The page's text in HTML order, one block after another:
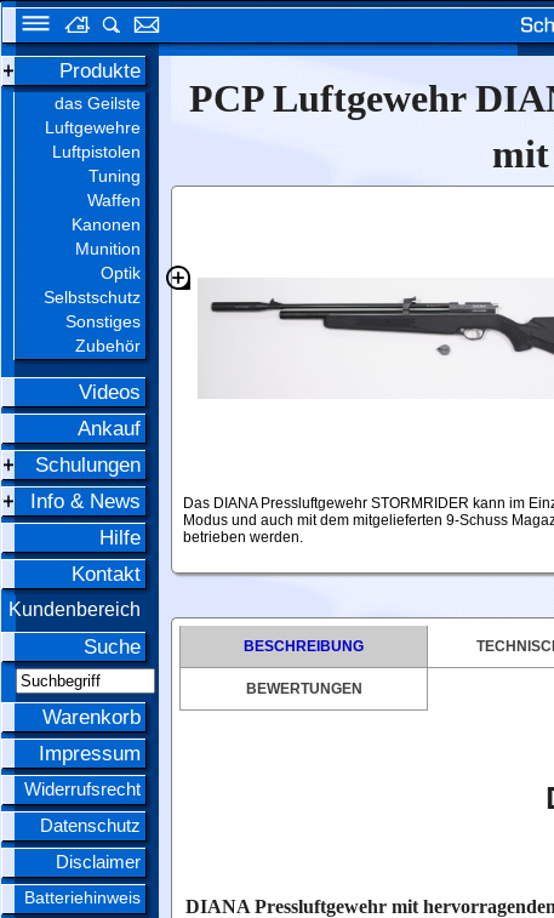
Produkte
das Geilste
Luftgewehre
Luftpistolen
Tuning
Waffen
Kanonen
Munition
Optik
Selbstschutz
Sonstiges
Zubehör
Videos
Ankauf
Schulungen
Info & News
Hilfe
Kontakt
Kundenbereich
Suche
Warenkorb
Impressum
Widerrufsrecht
Datenschutz
Disclaimer
Batteriehinweis
PCP Luftgewehr
mit
Das DIANA Pressluftgewehr STORMRIDER kann im
Modus und auch mit dem mitgelieferten 9-Schuss
betrieben werden.
BESCHREIBUNG
BEWERTUNGEN
DIANA Pressluftgewehr mit